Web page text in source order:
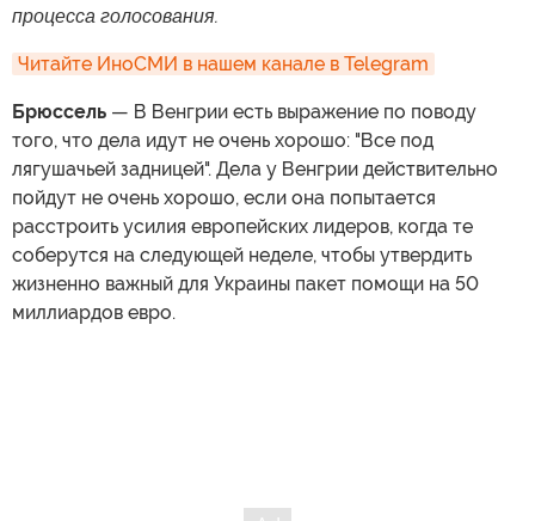
процесса голосования.
Читайте ИноСМИ в нашем канале в Telegram
Брюссель — В Венгрии есть выражение по поводу
того, что дела идут не очень хорошо: "Все под
лягушачьей задницей". Дела у Венгрии действительно
пойдут не очень хорошо, если она попытается
расстроить усилия европейских лидеров, когда те
соберутся на следующей неделе, чтобы утвердить
жизненно важный для Украины пакет помощи на 50
миллиардов евро.